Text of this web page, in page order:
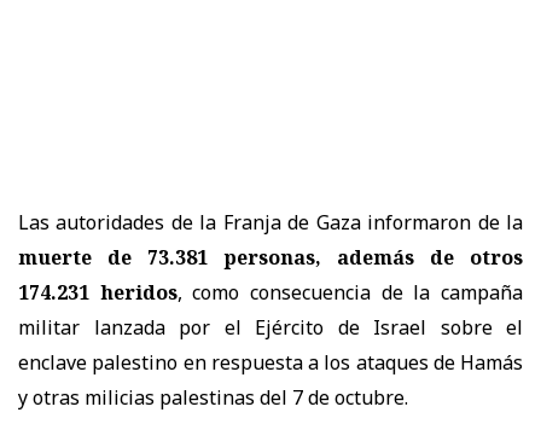
Las autoridades de la Franja de Gaza informaron de la
muerte de 73.381 personas, además de otros
174.231 heridos, como consecuencia de la campaña
militar lanzada por el Ejército de Israel sobre el
enclave palestino en respuesta a los ataques de Hamás
y otras milicias palestinas del 7 de octubre.